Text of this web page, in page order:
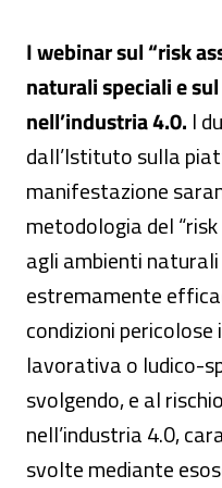
I webinar sul “risk
naturali speciali e
nell’industria 4.0. I
dall’Istituto sulla
manifestazione
metodologia del
agli ambienti
estremamente
condizioni
lavorativa o ludico-
svolgendo, e al
nell’industria 4.0,
svolte mediante